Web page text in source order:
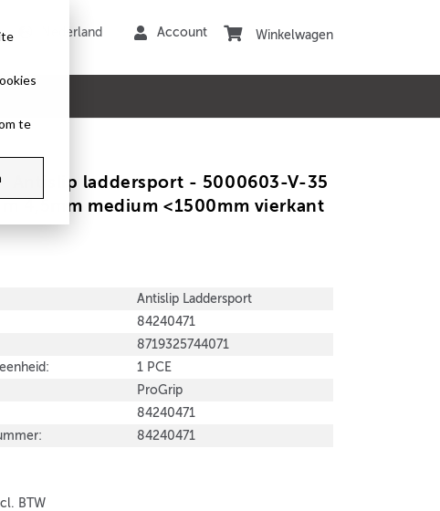
te
Winkelwagen
- Antislip laddersport - 5000603-V-35
4,5mm medium <1500mm vierkant
Antislip Laddersport
84240471
8719325744071
1 PCE
ProGrip
84240471
84240471
BTW